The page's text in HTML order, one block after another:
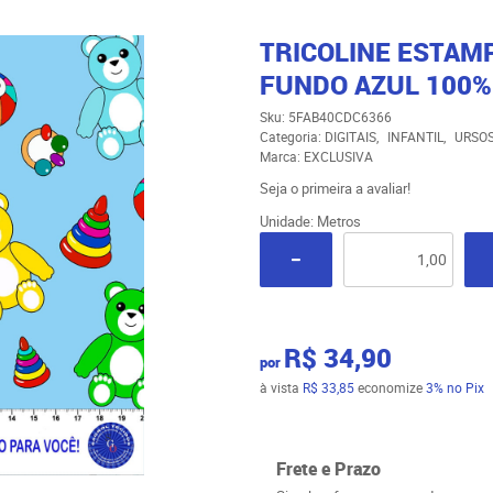
TRICOLINE
FUNDO AZUL
Sku: 5FAB40CDC6366
Categoria: DIGITAIS INFANTIL
Marca: EXCLUSIVA
Seja o primeira a avaliar!
Unidade: Metros
por R$ 34,90
à vista R$ 33,85economize3% no Pix
Frete e Prazo